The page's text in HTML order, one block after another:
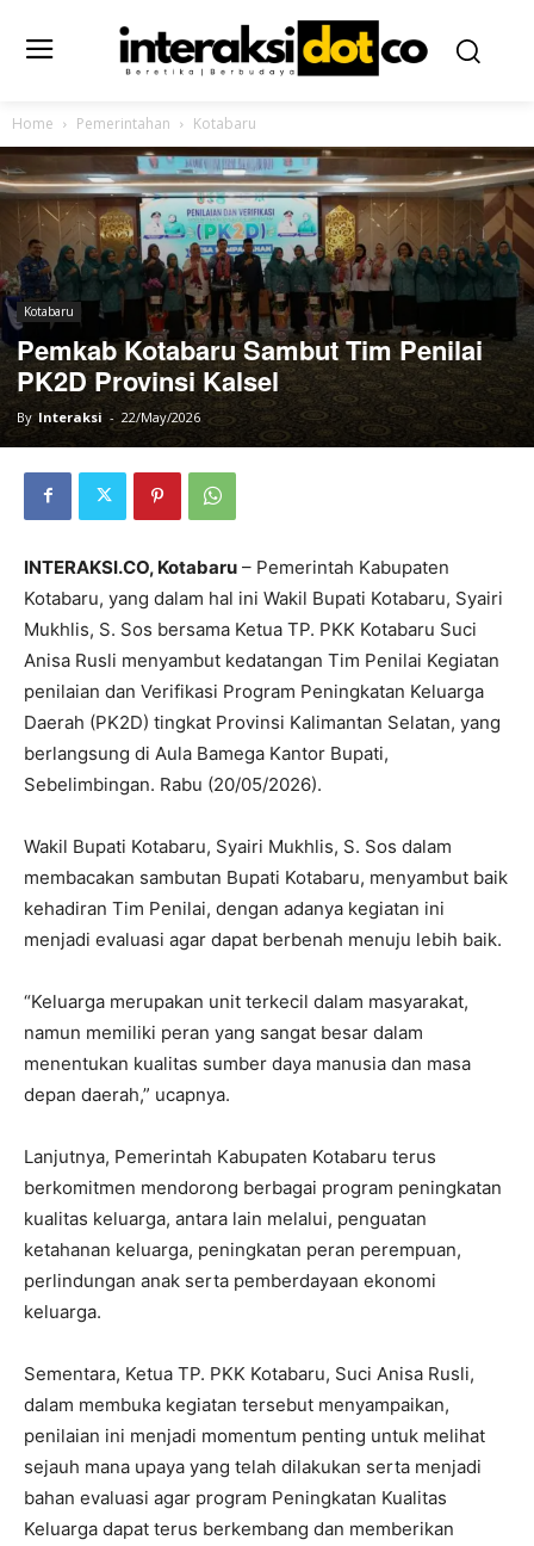
Home Pemerintahan Kotabaru
Kotabaru
Pemkab Kotabaru Sambut Tim Penilai
PK2D Provinsi Kalsel
By Interaksi - 22/May/2026
INTERAKSI.CO, Kotabaru – Pemerintah Kabupaten
Kotabaru, yang dalam hal ini Wakil Bupati Kotabaru, Syairi
Mukhlis, S. Sos bersama Ketua TP. PKK Kotabaru Suci
Anisa Rusli menyambut kedatangan Tim Penilai Kegiatan
penilaian dan Verifikasi Program Peningkatan Keluarga
Daerah (PK2D) tingkat Provinsi Kalimantan Selatan, yang
berlangsung di Aula Bamega Kantor Bupati,
Sebelimbingan. Rabu (20/05/2026).
Wakil Bupati Kotabaru, Syairi Mukhlis, S. Sos dalam
membacakan sambutan Bupati Kotabaru, menyambut baik
kehadiran Tim Penilai, dengan adanya kegiatan ini
menjadi evaluasi agar dapat berbenah menuju lebih baik.
“Keluarga merupakan unit terkecil dalam masyarakat,
namun memiliki peran yang sangat besar dalam
menentukan kualitas sumber daya manusia dan masa
depan daerah,” ucapnya.
Lanjutnya, Pemerintah Kabupaten Kotabaru terus
berkomitmen mendorong berbagai program peningkatan
kualitas keluarga, antara lain melalui, penguatan
ketahanan keluarga, peningkatan peran perempuan,
perlindungan anak serta pemberdayaan ekonomi
keluarga.
Sementara, Ketua TP. PKK Kotabaru, Suci Anisa Rusli,
dalam membuka kegiatan tersebut menyampaikan,
penilaian ini menjadi momentum penting untuk melihat
sejauh mana upaya yang telah dilakukan serta menjadi
bahan evaluasi agar program Peningkatan Kualitas
Keluarga dapat terus berkembang dan memberikan